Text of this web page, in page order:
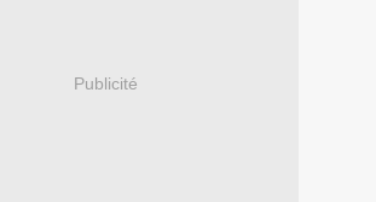
Publicité